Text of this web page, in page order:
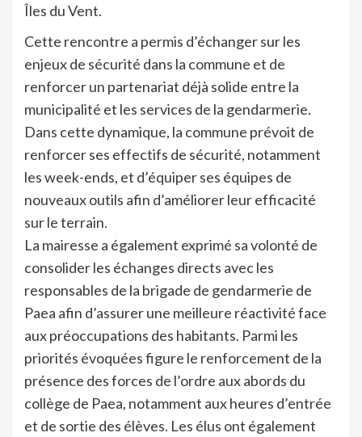
Îles du Vent.
Cette rencontre a permis d’échanger sur les
enjeux de sécurité dans la commune et de
renforcer un partenariat déjà solide entre la
municipalité et les services de la gendarmerie.
Dans cette dynamique, la commune prévoit de
renforcer ses effectifs de sécurité, notamment
les week-ends, et d’équiper ses équipes de
nouveaux outils afin d’améliorer leur efficacité
sur le terrain.
La mairesse a également exprimé sa volonté de
consolider les échanges directs avec les
responsables de la brigade de gendarmerie de
Paea afin d’assurer une meilleure réactivité face
aux préoccupations des habitants. Parmi les
priorités évoquées figure le renforcement de la
présence des forces de l’ordre aux abords du
collège de Paea, notamment aux heures d’entrée
et de sortie des élèves. Les élus ont également